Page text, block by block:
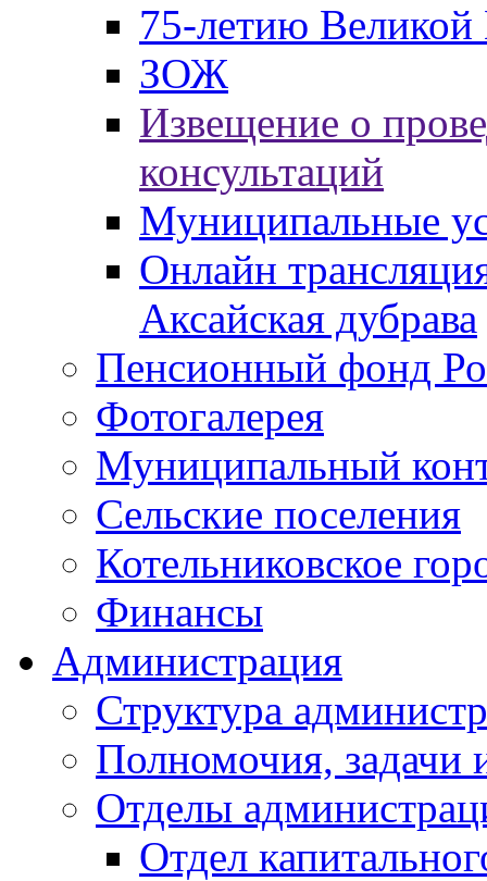
75-летию
ЗОЖ
Извещение о
консультаций
Муниципальные
Онлайн
Аксайская дубрава
Пенсионный фонд
Фотогалерея
Муниципальный
Сельские поселения
Котельниковское
Финансы
Администрация
Структура
Полномочия, задачи
Отделы
Отдел